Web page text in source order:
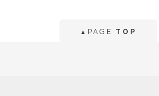
▲ PAGE TOP